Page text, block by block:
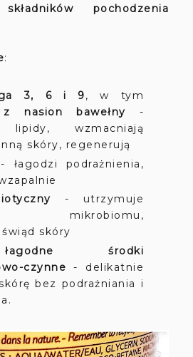
pochodzenia
:
3, 6 i 9, w tym
nasion bawełny -
lipidy, wzmacniają
skóry, regenerują
łagodzi podrażnienia,
- utrzymuje
mikrobiomu,
skóry
środki
czynne - delikatnie
bez podrażniania i